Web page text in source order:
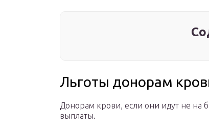
Льготы донорам
Донорам крови, если они идут не на
выплаты.